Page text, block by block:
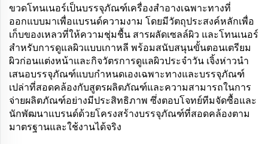
ขวดโทนเนอร์เป็นบรรจุภัณฑ์เครื่องสำอางเฉพาะทางที่
ออกแบบมาเพื่อแบรนด์ความงาม โดยมีวัตถุประสงค์หลักเพื่อ
เก็บของเหลวที่ให้ความชุ่มชื้น สารผลัดเซลล์ผิว และโทนเนอร์
สำหรับการดูแลผิวแบบเกาหลี พร้อมสนับสนุนขั้นตอนเตรียม
ผิวก่อนแต่งหน้าและกิจวัตรการดูแลผิวประจำวัน เจิ้งห่าวนำ
เสนอบรรจุภัณฑ์แบบกำหนดเองเฉพาะทางและบรรจุภัณฑ์
เปล่าที่สอดคล้องกับสูตรผลิตภัณฑ์และความสามารถในการ
จ่ายผลิตภัณฑ์อย่างมีประสิทธิภาพ ซึ่งตอบโจทย์ทีมจัดซื้อและ
นักพัฒนาแบรนด์ด้วยโครงสร้างบรรจุภัณฑ์ที่สอดคล้องตาม
มาตรฐานและใช้งานได้จริง